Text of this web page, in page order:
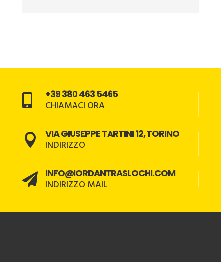
 +39 380 463 5465
CHIAMACI ORA
 VIA GIUSEPPE TARTINI 12, TORINO
INDIRIZZO
 INFO@IORDANTRASLOCHI.COM
INDIRIZZO MAIL